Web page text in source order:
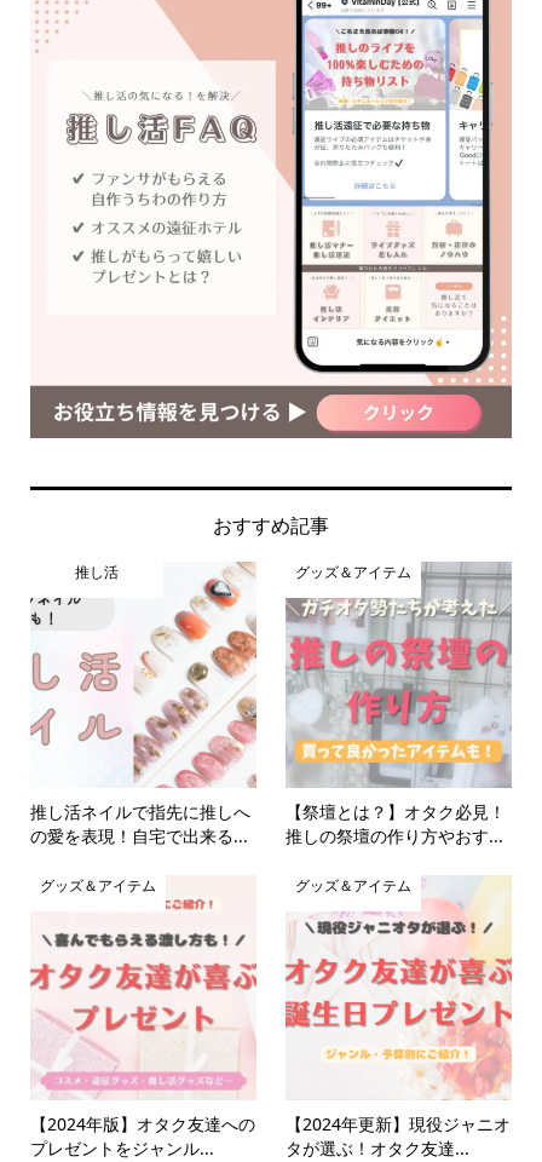
おすすめ記事
推し活
推し活ネイルで指先に推しへ
の愛を表現！自宅で出来る...
グッズ＆アイテム
【祭壇とは？】オタク必見！
推しの祭壇の作り方やおす...
グッズ＆アイテム
【2024年版】オタク友達への
プレゼントをジャンル...
グッズ＆アイテム
【2024年更新】現役ジャニオ
タが選ぶ！オタク友達...